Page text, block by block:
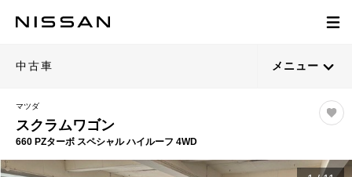
中古車 メニュー
マツダ
スクラムワゴン
660 PZターボ スペシャル ハイルーフ 4WD